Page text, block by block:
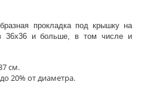
прокладка под крышку на
36х36 и больше, в том числе и
см.
20% от диаметра.